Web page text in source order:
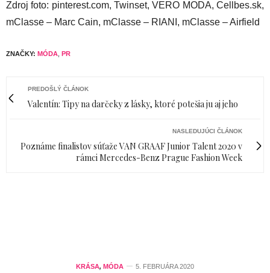
Zdroj foto: pinterest.com, Twinset, VERO MODA, Cellbes.sk,
mClasse – Marc Cain, mClasse – RIANI, mClasse – Airfield
ZNAČKY: MÓDA PR
PREDOŠLÝ ČLÁNOK
Valentín: Tipy na darčeky z lásky, ktoré potešia ju aj jeho
NASLEDUJÚCI ČLÁNOK
Poznáme finalistov súťaže VAN GRAAF Junior Talent 2020 v
rámci Mercedes-Benz Prague Fashion Week
KRÁSA, MÓDA 5. FEBRUÁRA 2020